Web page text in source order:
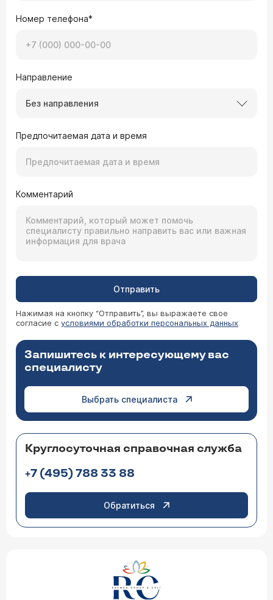
Номер телефона*
Направление
Без направления
Предпочитаемая дата и время
Комментарий
Отправить
Нажимая на кнопку “Отправить”, вы выражаете свое
согласие с условиями обработки персональных данных
Запишитесь к интересующему вас
специалисту
Выбрать специалиста
Круглосуточная справочная служба
+7 (495) 788 33 88
Обратиться